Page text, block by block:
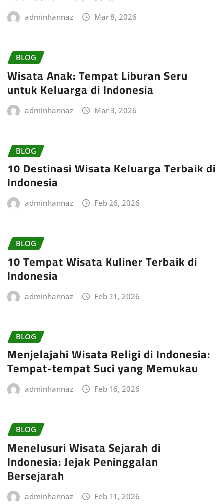
adminhannaz Mar 8, 2026
BLOG
Wisata Anak: Tempat Liburan Seru
untuk Keluarga di Indonesia
adminhannaz Mar 3, 2026
BLOG
10 Destinasi Wisata Keluarga Terbaik di
Indonesia
adminhannaz Feb 26, 2026
BLOG
10 Tempat Wisata Kuliner Terbaik di
Indonesia
adminhannaz Feb 21, 2026
BLOG
Menjelajahi Wisata Religi di Indonesia:
Tempat-tempat Suci yang Memukau
adminhannaz Feb 16, 2026
BLOG
Menelusuri Wisata Sejarah di
Indonesia: Jejak Peninggalan
Bersejarah
adminhannaz Feb 11, 2026